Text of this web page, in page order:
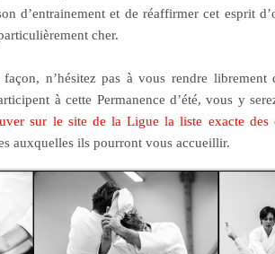
d’entrainement et de réaffirmer cet esprit
cher.
n’hésitez pas à vous rendre librement
à cette Permanence d’été, vous y
sur le site de la Ligue la liste exacte des
auxquelles ils pourront vous accueillir.